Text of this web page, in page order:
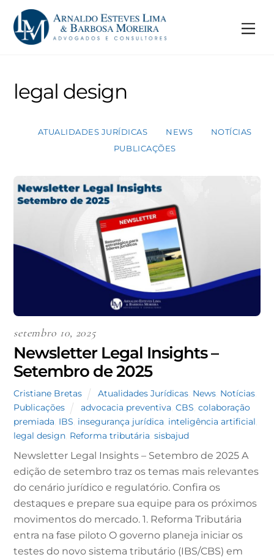
content
legal design
ATUALIDADES JURÍDICAS NEWS
NOTÍCIAS
PUBLICAÇÕES
setembro 10, 2025
Newsletter Legal Insights –
Setembro de 2025
Cristiane Bretas Atualidades Jurídicas, News, Notícias,
Publicações
advocacia preventiva CBS colaboração
premiada IBS insegurança jurídica inteligência artificial
legal design Reforma tributária ,sisbajud
Newsletter Legal Insights – Setembro de 2025 A
edição de setembro traz os temas mais relevantes
do cenário jurídico e regulatório. Confira os
destaques e prepare sua equipe para os próximos
movimentos do mercado. 1. Reforma Tributária
entra na fase piloto O governo planeja iniciar os
testes do novo sistema tributário (IBS/CBS) em